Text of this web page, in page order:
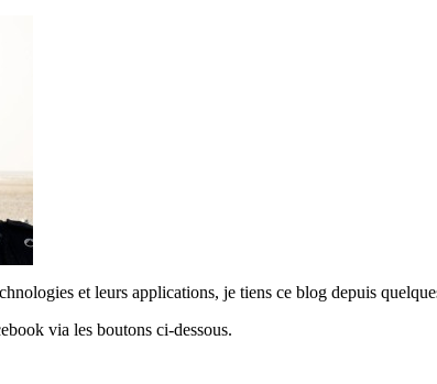
et leurs applications, je tiens ce blog depuis
via les boutons ci-dessous.